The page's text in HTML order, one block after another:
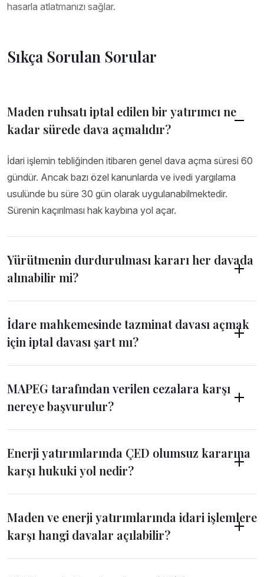
hasarla atlatmanızı sağlar.
Sıkça Sorulan Sorular
Maden ruhsatı iptal edilen bir yatırımcı ne
kadar sürede dava açmalıdır?
İdari işlemin tebliğinden itibaren genel dava açma süresi 60
gündür. Ancak bazı özel kanunlarda ve ivedi yargılama
usulünde bu süre 30 gün olarak uygulanabilmektedir.
Sürenin kaçırılması hak kaybına yol açar.
Yürütmenin durdurulması kararı her davada
alınabilir mi?
İdare mahkemesinde tazminat davası açmak
için iptal davası şart mı?
MAPEG tarafından verilen cezalara karşı
nereye başvurulur?
Enerji yatırımlarında ÇED olumsuz kararına
karşı hukuki yol nedir?
Maden ve enerji yatırımlarında idari işlemlere
karşı hangi davalar açılabilir?